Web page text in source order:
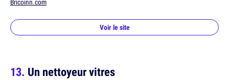
Bricoinn.com
Voir le site
Un nettoyeur vitres